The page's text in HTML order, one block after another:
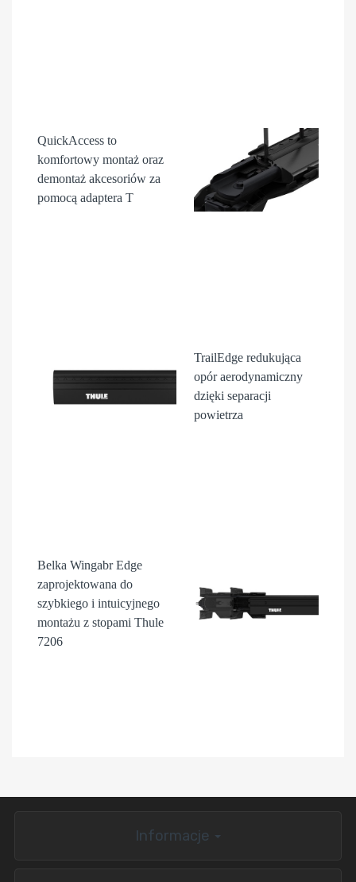
QuickAccess to
komfortowy montaż oraz
demontaż akcesoriów za
pomocą adaptera T
TrailEdge redukująca
opór aerodynamiczny
dzięki separacji
powietrza
Belka Wingabr Edge
zaprojektowana do
szybkiego i intuicyjnego
montażu z stopami Thule
7206
Informacje